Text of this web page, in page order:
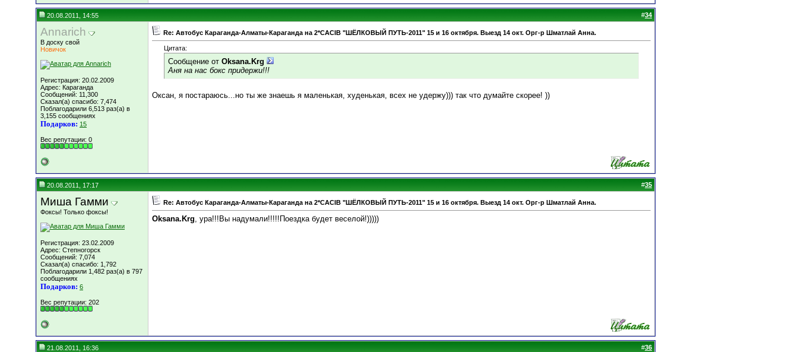
20.08.2011, 14:55 #34
Annarich
В доску свой
Новичок
Регистрация: 20.02.2009
Адрес: Караганда
Сообщений: 11,300
Сказал(а) спасибо: 7,474
Поблагодарили 6,513 раз(а) в
3,155 сообщениях
Подарков: 15
Вес репутации: 0
Re: Автобус Караганда-Алматы-Караганда на 2*CACIB "ШЁЛКОВЫЙ ПУТЬ-2011" 15 и 16 октября. Выезд 14 окт. Орг-р Шматлай Анна.
Цитата:
Сообщение от Oksana.Krg
Аня на нас бокс придержи!!!
Оксан, я постараюсь...но ты же знаешь я маленькая, худенькая, всех не удержу))) так что думайте скорее! ))
20.08.2011, 17:17 #35
Миша Гамми
Фоксы! Только фоксы!
Регистрация: 23.02.2009
Адрес: Степногорск
Сообщений: 7,074
Сказал(а) спасибо: 1,792
Поблагодарили 1,482 раз(а) в 797
сообщениях
Подарков: 6
Вес репутации: 202
Re: Автобус Караганда-Алматы-Караганда на 2*CACIB "ШЁЛКОВЫЙ ПУТЬ-2011" 15 и 16 октября. Выезд 14 окт. Орг-р Шматлай Анна.
Oksana.Krg, ура!!!Вы надумали!!!!!Поездка будет веселой!)))))
21.08.2011, 16:36 #36